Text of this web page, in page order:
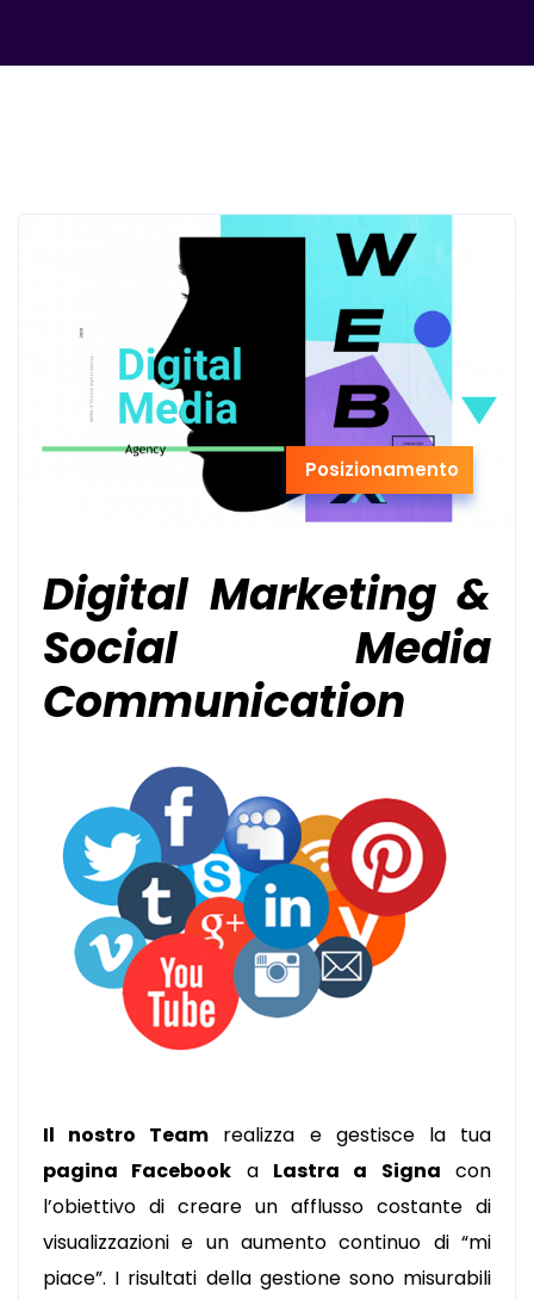
Posizionamento
Digital Marketing &
Social Media
Communication
Il nostro Team realizza e gestisce la tua
pagina Facebook a Lastra a Signa con
l’obiettivo di creare un afflusso costante di
visualizzazioni e un aumento continuo di “mi
piace”. I risultati della gestione sono misurabili